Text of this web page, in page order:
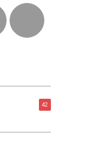
42